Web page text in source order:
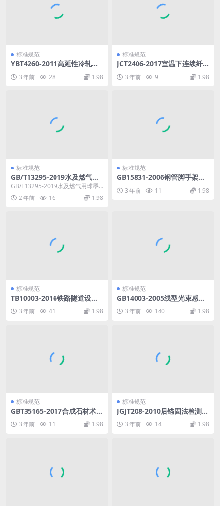
标准规范
YBT4260-2011高延性冷轧带
3 年前 28 1.98
标准规范
JCT2406-2017室温下连续纤
维增强陶瓷基复合材料压缩性
能试验方法.pdf
3 年前 9 1.98
标准规范
GB/T13295-2019水及燃气用
球墨铸铁管管件和附件含2021
年第一号修改单.pdf
GB/T13295-2019水及燃气用球墨
铸铁管管件和附件含2021年第一号
修改...2 年前 16 1.98
标准规范
GB15831-2006钢管脚手架扣
3 年前 11 1.98
标准规范
TB10003-2016铁路隧道设计
3 年前 41 1.98
标准规范
GB14003-2005线型光束感烟
3 年前 140 1.98
标准规范
GBT35165-2017合成石材术语
3 年前 11 1.98
标准规范
JGJT208-2010后锚固法检测混
凝土抗压强度技术规程.pdf
3 年前 14 1.98